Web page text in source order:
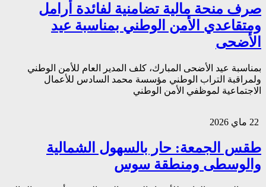
صرف منحة مالية تضامنية لفائدة أرامل
ومتقاعدي الأمن الوطني بمناسبة عيد
الأضحى
بمناسبة عيد الأضحى المبارك، كلف المدير العام للأمن الوطني
ولمراقبة التراب الوطني مؤسسة محمد السادس للأعمال
الاجتماعية لموظفي الأمن الوطني
طقس الجمعة: حار بالسهول الشمالية
والوسطى ومنطقة سوس